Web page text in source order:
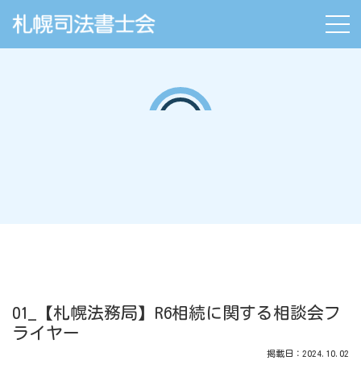
01_【札幌法務局】R6相続に関する相談会フ
ライヤー
掲載日：2024.10.02